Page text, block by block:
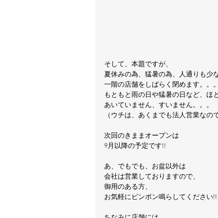
そして、本題ですが、
夏休みの為、猛暑の為、人通りも少
一階の店舗をしばらく閉めます。。。
もともと雨の日や猛暑の日など、ほ
あいていません、すいません。。。
（ウチは、あくまでも法人営業なの
次回のきままオープンは
9月以降の予定です!!
あ、でもでも、お盆以外は
会社は営業しておりますので、
御用のある方、
お気軽にピンポン鳴らしてください!!